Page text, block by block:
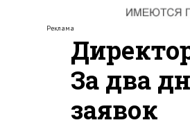
Реклама
За два
заявок